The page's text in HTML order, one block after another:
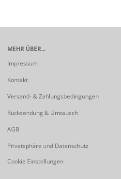
MEHR ÜBER...
Impressum
Kontakt
Versand- & Zahlungsbedingungen
Rücksendung & Umtausch
AGB
Privatsphäre und Datenschutz
Cookie Einstellungen